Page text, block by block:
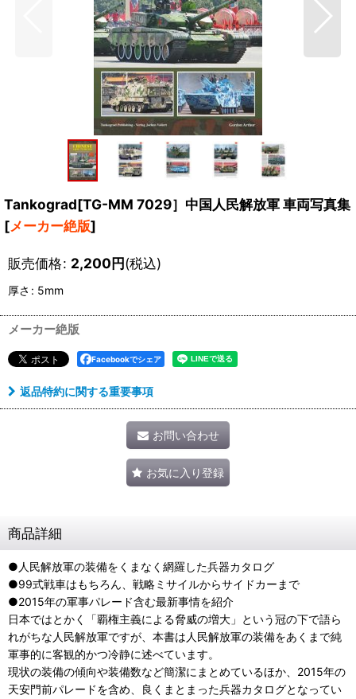
Tankograd[TG-MM 7029］中国人民解放軍 車両写真集
[メーカー絶版]
販売価格: 2,200円(税込)
厚さ : 5mm
メーカー絶版
Facebookでシェア
返品特約に関する重要事項
お問い合わせ
お気に入り登録
商品詳細
●人民解放軍の装備をくまなく網羅した兵器カタログ
●99式戦車はもちろん、戦略ミサイルからサイドカーまで
●2015年の軍事パレード含む最新事情を紹介
日本ではとかく「覇権主義による脅威の増大」という冠の下で語ら
れがちな人民解放軍ですが、本書は人民解放軍の装備をあくまで純
軍事的に客観的かつ冷静に述べています。
現状の装備の傾向や装備数など簡潔にまとめているほか、2015年の
天安門前パレードを含め、良くまとまった兵器カタログとなってい